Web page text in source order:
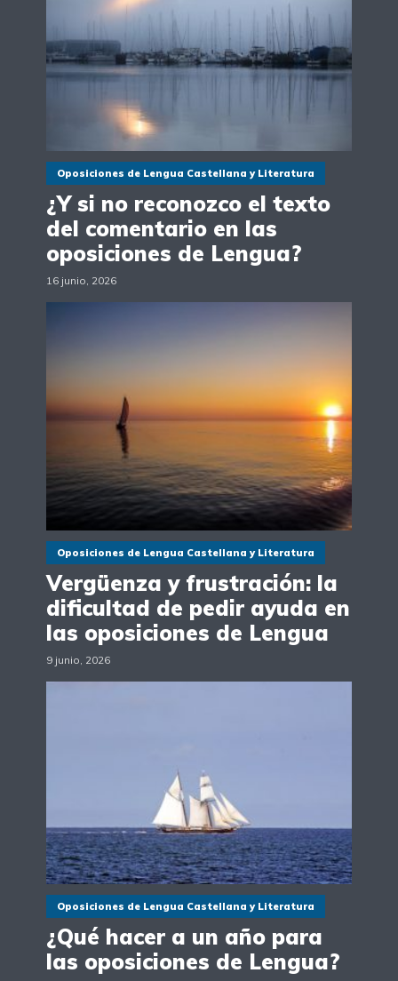
Oposiciones de Lengua Castellana y Literatura
¿Y si no reconozco el texto
del comentario en las
oposiciones de Lengua?
16 junio, 2026
Oposiciones de Lengua Castellana y Literatura
Vergüenza y frustración: la
dificultad de pedir ayuda en
las oposiciones de Lengua
9 junio, 2026
Oposiciones de Lengua Castellana y Literatura
¿Qué hacer a un año para
las oposiciones de Lengua?